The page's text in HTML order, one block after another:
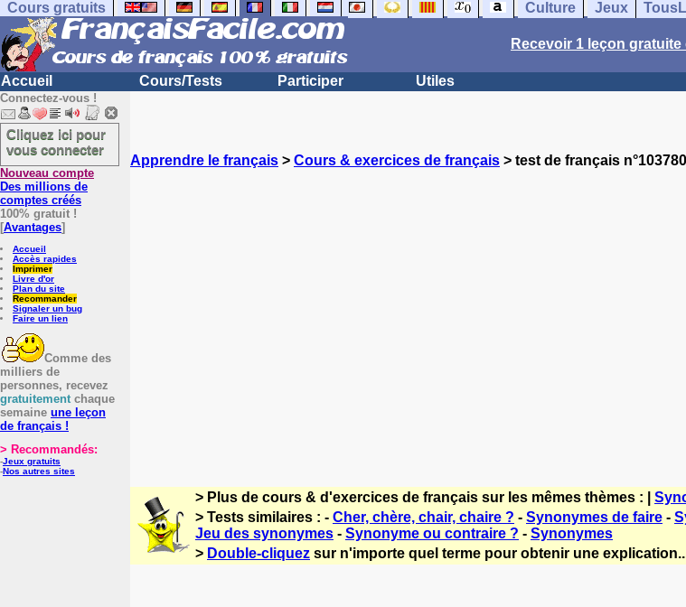
Cours gratuits Culture Jeux
Recevoir 1 leçon
Accueil Cours/Tests Participer Utiles
Connectez-vous !
Cliquez ici pour
vous connecter
Nouveau compte
Des millions de
comptes créés
100% gratuit !
[Avantages]
Accueil
Accès rapides
Imprimer
Livre d'or
Plan du site
Recommander
Signaler un bug
Faire un lien
Comme des
milliers de
personnes, recevez
gratuitementchaque
semaine une leçon
de français !
> Recommandés:
-Jeux gratuits
-Nos autres sites
Apprendre le français > Cours & exercices de français > test de français
> Plus de cours & d'exercices de français sur les mêmes thèmes : |
> Tests similaires : - Cher, chère, chair, chaire ? - Synonymes de faire -
Jeu des synonymes - Synonyme ou contraire ? - Synonymes
> Double-cliquez sur n'importe quel terme pour obtenir une